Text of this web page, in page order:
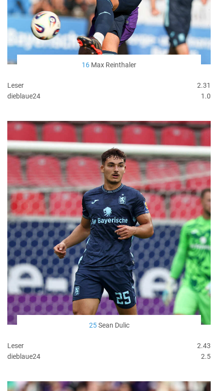
16 Max Reinthaler
Leser
2.31
dieblaue24
1.0
25Sean Dulic
Leser
2.43
dieblaue24
2.5